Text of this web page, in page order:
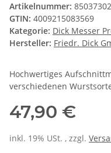
Artikelnummer:
GTIN: 4009215083569
Kategorie: Dick Messer
Hersteller: Friedr. Dick
Hochwertiges
verschiedenen
47,90 €
inkl. 19% USt. , zzgl.